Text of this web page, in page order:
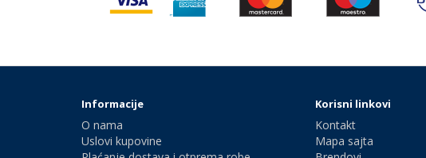
Informacije
O nama
Uslovi kupovine
Korisni linkovi
Kontakt
Mapa sajta